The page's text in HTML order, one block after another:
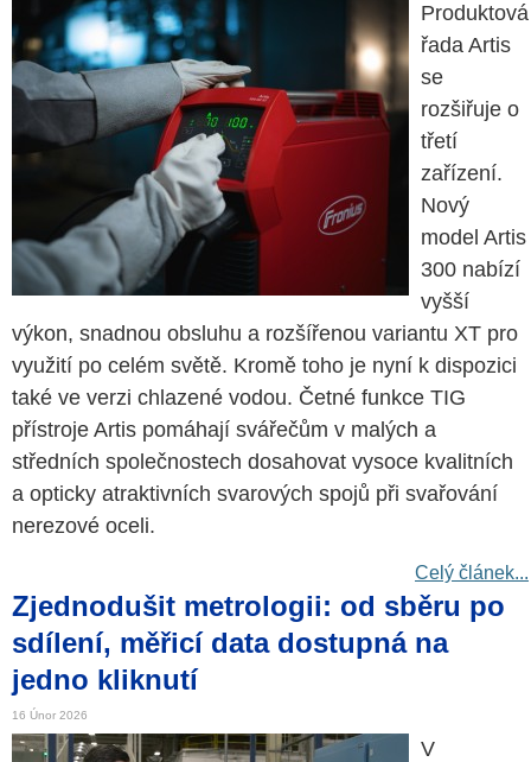
Produktová
řada Artis
se
rozšiřuje o
třetí
zařízení.
Nový
model Artis
300 nabízí
vyšší
výkon, snadnou obsluhu a rozšířenou variantu XT pro
využití po celém světě. Kromě toho je nyní k dispozici
také ve verzi chlazené vodou. Četné funkce TIG
přístroje Artis pomáhají svářečům v malých a
středních společnostech dosahovat vysoce kvalitních
a opticky atraktivních svarových spojů při svařování
nerezové oceli.
Celý článek...
Zjednodušit metrologii: od sběru po
sdílení, měřicí data dostupná na
jedno kliknutí
16 Únor 2026
V